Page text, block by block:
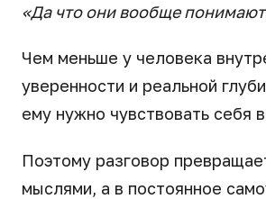
«Да что они вообще
Чем меньше у человека
уверенности и реальной
ему нужно чувствовать себя
Поэтому разговор
мыслями, а в постоянное